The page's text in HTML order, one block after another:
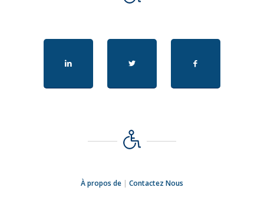
À propos de| Contactez Nous